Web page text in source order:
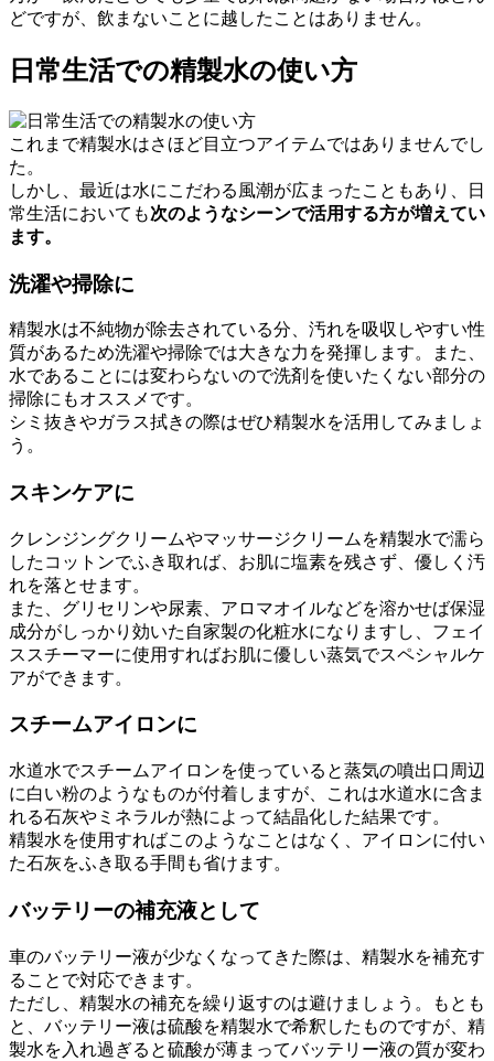
どですが、飲まないことに越したことはありません。
日常生活での精製水の使い方
これまで精製水はさほど目立つアイテムではありませんでし
た。
しかし、最近は水にこだわる風潮が広まったこともあり、日
常生活においても次のようなシーンで活用する方が増えてい
ます。
洗濯や掃除に
精製水は不純物が除去されている分、汚れを吸収しやすい性
質があるため洗濯や掃除では大きな力を発揮します。また、
水であることには変わらないので洗剤を使いたくない部分の
掃除にもオススメです。
シミ抜きやガラス拭きの際はぜひ精製水を活用してみましょ
う。
スキンケアに
クレンジングクリームやマッサージクリームを精製水で濡ら
したコットンでふき取れば、お肌に塩素を残さず、優しく汚
れを落とせます。
また、グリセリンや尿素、アロマオイルなどを溶かせば保湿
成分がしっかり効いた自家製の化粧水になりますし、フェイ
ススチーマーに使用すればお肌に優しい蒸気でスペシャルケ
アができます。
スチームアイロンに
水道水でスチームアイロンを使っていると蒸気の噴出口周辺
に白い粉のようなものが付着しますが、これは水道水に含ま
れる石灰やミネラルが熱によって結晶化した結果です。
精製水を使用すればこのようなことはなく、アイロンに付い
た石灰をふき取る手間も省けます。
バッテリーの補充液として
車のバッテリー液が少なくなってきた際は、精製水を補充す
ることで対応できます。
ただし、精製水の補充を繰り返すのは避けましょう。もとも
と、バッテリー液は硫酸を精製水で希釈したものですが、精
製水を入れ過ぎると硫酸が薄まってバッテリー液の質が変わ